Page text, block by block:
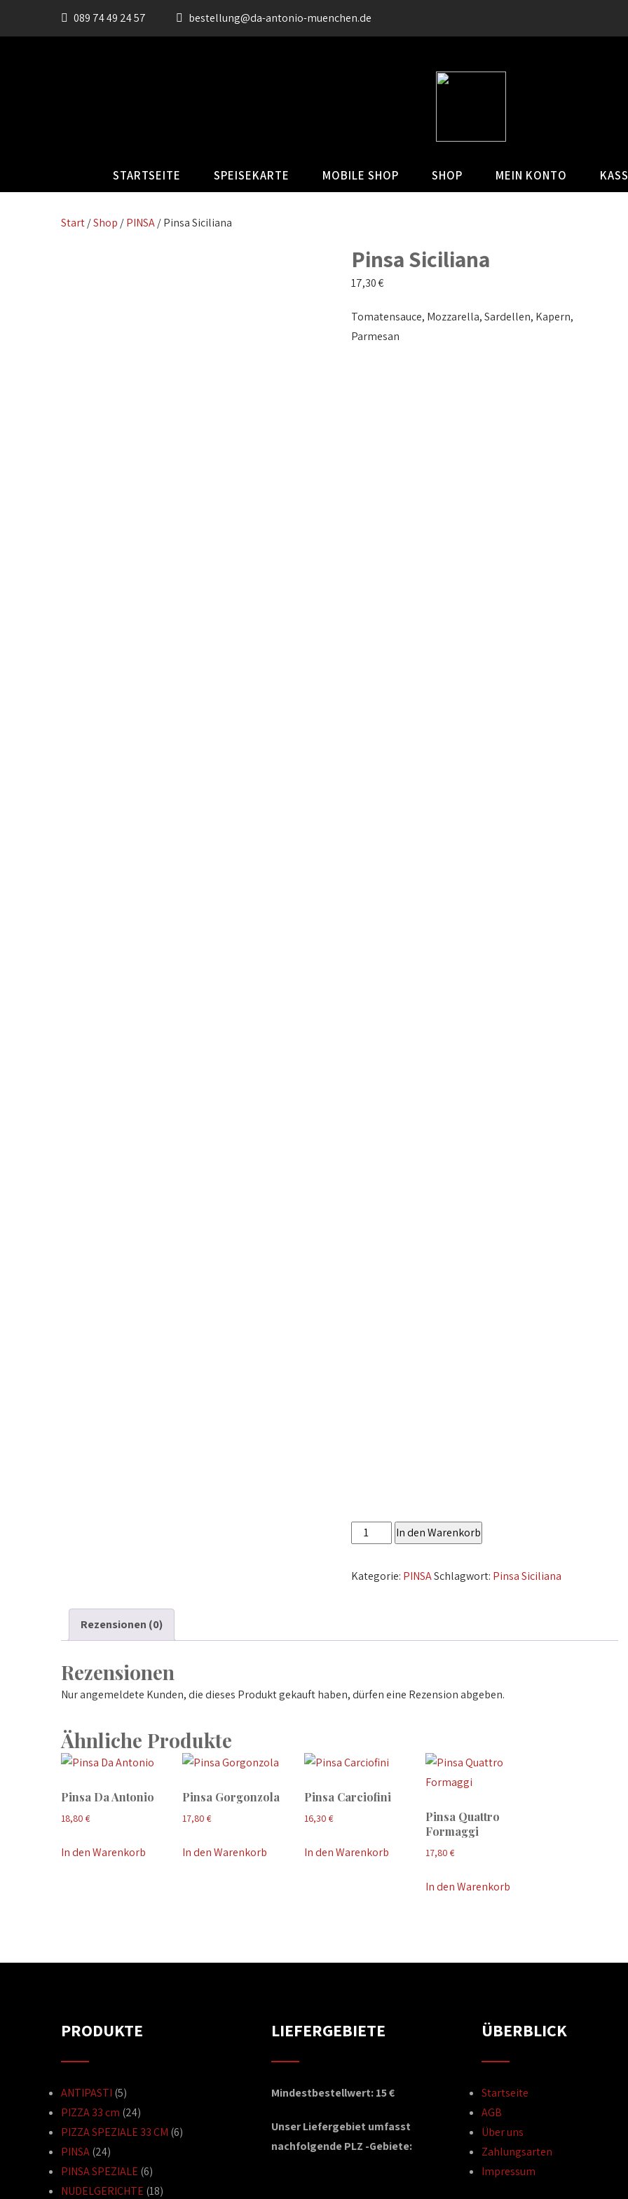
089 74 49 24 57 bestellung@da-antonio-muenchen.de
STARTSEITE SPEISEKARTE MOBILE SHOP SHOP MEIN KONTO
Start/Shop /PINSA/ Pinsa Siciliana
Pinsa Siciliana
17,30€
Tomatensauce, Mozzarella, Sardellen, Kapern,
Parmesan
Pinsa
Menge
In den Warenkorb
Kategorie: PINSASchlagwort: Pinsa Siciliana
Rezensionen (0)
Rezensionen
Nur angemeldete Kunden, die dieses Produkt gekauft haben, dürfen eine Rezension abgeben.
Ähnliche Produkte
Pinsa Da Antonio
18,80 €
In den Warenkorb
Pinsa Gorgonzola
17,80€
In den Warenkorb
Pinsa Carciofini
16,30 €
In den Warenkorb
Pinsa Quattro
Formaggi
17,80€
In den Warenkorb
PRODUKTE
ANTIPASTI (5)
PIZZA 33 cm (24)
PIZZA SPEZIALE 33 CM (6)
PINSA(24)
PINSA SPEZIALE (6)
NUDELGERICHTE (18)
LIEFERGEBIETE
Mindestbestellwert: 15 €
Unser Liefergebiet umfasst
nachfolgende PLZ -Gebiete:
ÜBERBLICK
Startseite
AGB
Über uns
Zahlungsarten
Impressum